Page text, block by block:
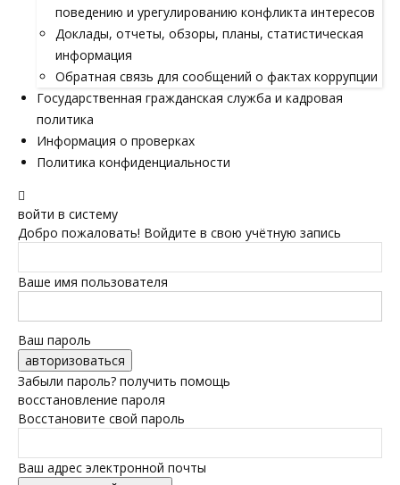
поведению и урегулированию конфликта интересов
Доклады, отчеты, обзоры, планы, статистическая
информация
Обратная связь для сообщений о фактах коррупции
Государственная гражданская служба и кадровая
политика
Информация о проверках
Политика конфиденциальности
войти в систему
Добро пожаловать! Войдите в свою учётную запись
Ваше имя пользователя
Ваш пароль
Забыли пароль? получить помощь
восстановление пароля
Восстановите свой пароль
Ваш адрес электронной почты